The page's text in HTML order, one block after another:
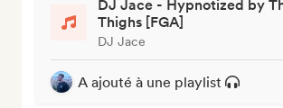
DJ Jace - Hypnotized by
Thighs [FGA]
DJ Jace
A ajouté à une playlist